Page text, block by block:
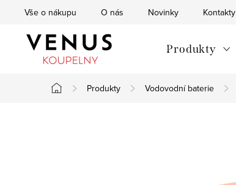
Vše o nákupu O nás Novinky Kontakty
Produkty
Domů
Produkty Vodovodní baterie